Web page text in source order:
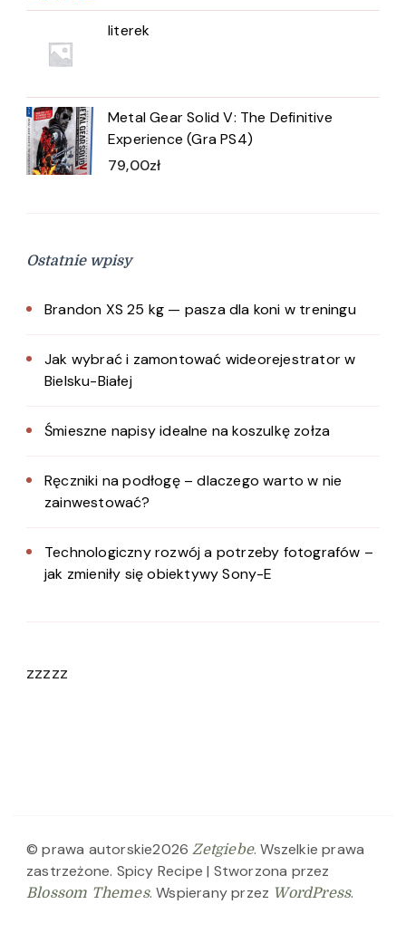
literek
Metal Gear Solid V: The Definitive
Experience (Gra PS4)
79,00zł
Ostatnie wpisy
Brandon XS 25 kg — pasza dla koni w treningu
Jak wybrać i zamontować wideorejestrator w
Bielsku-Białej
Śmieszne napisy idealne na koszulkę zołza
Ręczniki na podłogę – dlaczego warto w nie
zainwestować?
Technologiczny rozwój a potrzeby fotografów –
jak zmieniły się obiektywy Sony-E
zzzzz
© prawa autorskie2026Zetgiebe. Wszelkie prawa
zastrzeżone. Spicy Recipe | Stworzona przez
Blossom Themes. Wspierany przez WordPress.